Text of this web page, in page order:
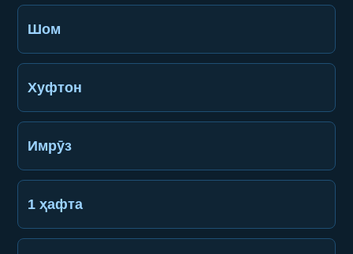
Шом
Хуфтон
Имрӯз
1 ҳафта